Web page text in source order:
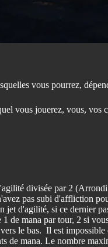
vous pourrez,
vous jouerez, vous,
divisée par 2
pas subi d'affliction
d'agilité, si ce dernier
mana par tour, 2 si
le bas. Il est
mana. Le nombre